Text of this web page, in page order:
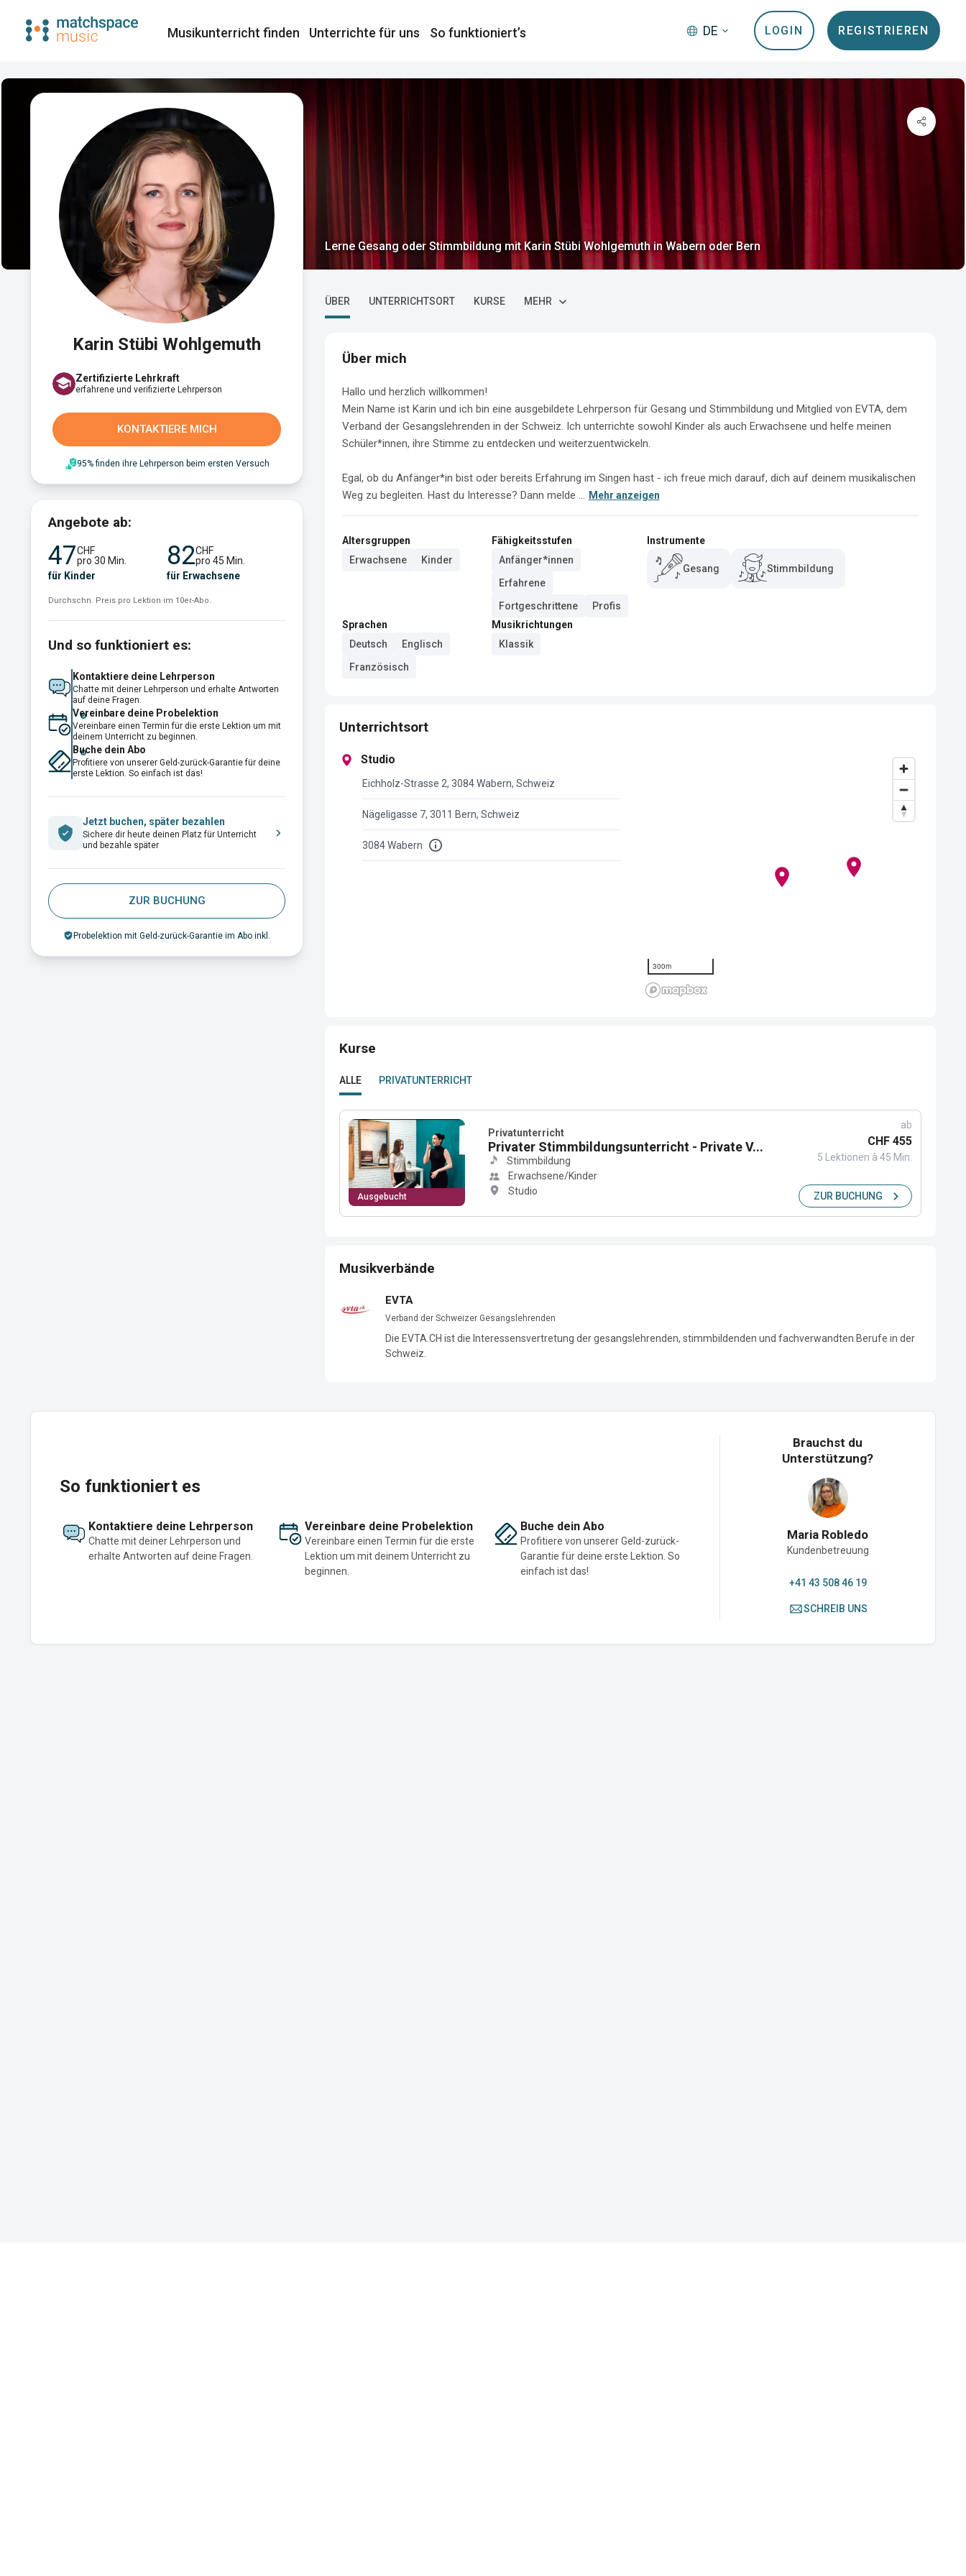
Musikunterricht finden​ Unterrichte für uns So funktioniert’s DE LOGIN REGISTRIEREN
Lerne Gesang oder Stimmbildung mit Karin Stübi Wohlgemuth in Wabern oder Bern
Karin Stübi Wohlgemuth
Zertifizierte Lehrkraft
erfahrene und verifizierte Lehrperson
KONTAKTIERE MICH
95% finden ihre Lehrperson beim ersten Versuch
Angebote ab:
47CHF
pro 30 Min.
für Kinder
82CHF
pro 45 Min.
für Erwachsene
Durchschn. Preis pro Lektion im 10er-Abo.
Und so funktioniert es:
Kontaktiere deine Lehrperson
Chatte mit deiner Lehrperson und erhalte Antworten
auf deine Fragen.
Vereinbare deine Probelektion
Vereinbare einen Termin für die erste Lektion um mit
deinem Unterricht zu beginnen.
Buche dein Abo
Profitiere von unserer Geld-zurück-Garantie für deine
erste Lektion. So einfach ist das!
Jetzt buchen, später bezahlen
Sichere dir heute deinen Platz für Unterricht
und bezahle später
ZUR BUCHUNG
Probelektion mit Geld-zurück-Garantie im Abo inkl.
ÜBER UNTERRICHTSORT KURSE MEHR
Über mich
Hallo und herzlich willkommen!
Mein Name ist Karin und ich bin eine ausgebildete Lehrperson für Gesang und Stimmbildung und Mitglied von EVTA, dem
Verband der Gesangslehrenden in der Schweiz. Ich unterrichte sowohl Kinder als auch Erwachsene und helfe meinen
Schüler*innen, ihre Stimme zu entdecken und weiterzuentwickeln.
Egal, ob du Anfänger*in bist oder bereits Erfahrung im Singen hast - ich freue mich darauf, dich auf deinem musikalischen
Weg zu begleiten. Hast du Interesse? Dann melde ...
Mehr anzeigen
Altersgruppen
Erwachsene
Kinder
Fähigkeitsstufen
Anfänger*innen
Erfahrene
Fortgeschrittene
Profis
Sprachen
Deutsch
Englisch
Französisch
Musikrichtungen
Klassik
Instrumente
Gesang Stimmbildung
Unterrichtsort
Studio
Eichholz-Strasse 2, 3084 Wabern, Schweiz
Nägeligasse 7, 3011 Bern, Schweiz
3084 Wabern
300m
Kurse
ALLE PRIVATUNTERRICHT
Ausgebucht
Privatunterricht
Privater Stimmbildungsunterricht - Private V...
Stimmbildung
Erwachsene/Kinder
Studio
ab
CHF 455
5 Lektionen à 45 Min.
ZUR BUCHUNG
Musikverbände
EVTA
Verband der Schweizer Gesangslehrenden
Die EVTA.CH ist die Interessensvertretung der gesangslehrenden, stimmbildenden und fachverwandten Berufe in der
Schweiz.
So funktioniert es
Kontaktiere deine Lehrperson
Chatte mit deiner Lehrperson und
erhalte Antworten auf deine Fragen.
Vereinbare deine Probelektion
Vereinbare einen Termin für die erste
Lektion um mit deinem Unterricht zu
beginnen.
Buche dein Abo
Profitiere von unserer Geld-zurück-
Garantie für deine erste Lektion. So
einfach ist das!
Brauchst du
Unterstützung?
Maria Robledo
Kundenbetreuung
+41 43 508 46 19
SCHREIB UNS